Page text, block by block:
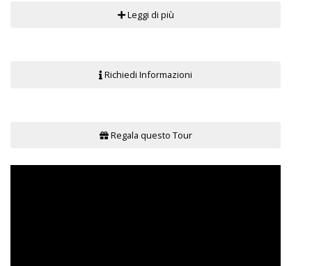
Leggi di più
Richiedi Informazioni
Regala questo Tour